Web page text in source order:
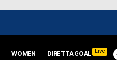
WOMEN DIRETTA GOAL Live